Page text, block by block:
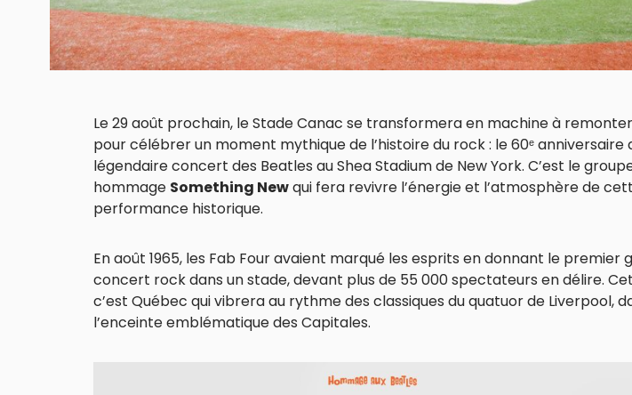
Le 29 août prochain, le Stade Canac se transformera en machine à
pour célébrer un moment mythique de l’histoire du rock : le 60ᵉ anniversaire
légendaire concert des Beatles au Shea Stadium de New York. C’est le
hommage Something Newqui fera revivre l’énergie et l’atmosphère de
performance historique.
En août 1965, les Fab Four avaient marqué les esprits en donnant le premier
concert rock dans un stade, devant plus de 55 000 spectateurs en délire.
c’est Québec qui vibrera au rythme des classiques du quatuor de Liverpool,
l’enceinte emblématique des Capitales.